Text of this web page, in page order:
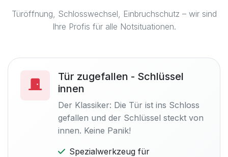
Türöffnung, Schlosswechsel, Einbruchschutz – wir sind
Ihre Profis für alle Notsituationen.
Tür zugefallen - Schlüssel
innen
Der Klassiker: Die Tür ist ins Schloss
gefallen und der Schlüssel steckt von
innen. Keine Panik!
Spezialwerkzeug für